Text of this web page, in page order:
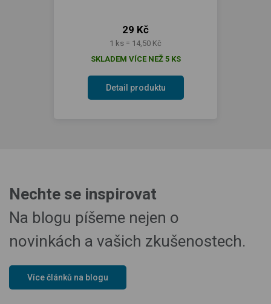
29 Kč
1 ks = 14,50 Kč
SKLADEM VÍCE NEŽ 5 KS
Detail produktu
Nechte se inspirovat
Na blogu píšeme nejen o
novinkách a vašich zkušenostech.
Více článků na blogu